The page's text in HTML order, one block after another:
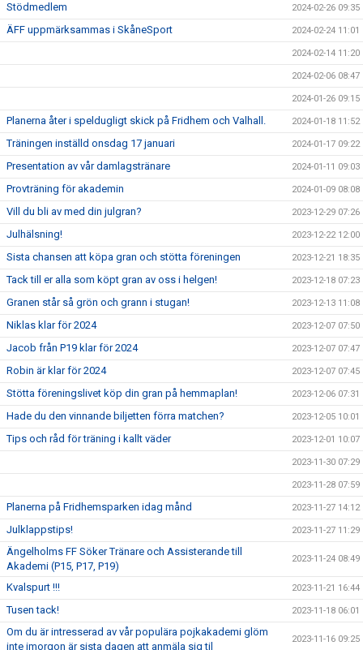
Stödmedlem 2024-02-26 09:35
ÄFF uppmärksammas i SkåneSport 2024-02-24 11:01
2024-02-14 11:20
2024-02-06 08:47
2024-01-26 09:15
Planerna åter i speldugligt skick på Fridhem och Valhall. 2024-01-18 11:52
Träningen inställd onsdag 17 januari 2024-01-17 09:22
Presentation av vår damlagstränare 2024-01-11 09:03
Provträning för akademin 2024-01-09 08:08
Vill du bli av med din julgran? 2023-12-29 07:26
Julhälsning! 2023-12-22 12:00
Sista chansen att köpa gran och stötta föreningen 2023-12-21 18:35
Tack till er alla som köpt gran av oss i helgen! 2023-12-18 07:23
Granen står så grön och grann i stugan! 2023-12-13 11:08
Niklas klar för 2024 2023-12-07 07:50
Jacob från P19 klar för 2024 2023-12-07 07:47
Robin är klar för 2024 2023-12-07 07:45
Stötta föreningslivet köp din gran på hemmaplan! 2023-12-06 07:31
Hade du den vinnande biljetten förra matchen? 2023-12-05 10:01
Tips och råd för träning i kallt väder 2023-12-01 10:07
2023-11-30 07:29
2023-11-28 07:59
Planerna på Fridhemsparken idag månd 2023-11-27 14:12
Julklappstips! 2023-11-27 11:29
Ängelholms FF Söker Tränare och Assisterande till
Akademi (P15, P17, P19)
2023-11-24 08:49
Kvalspurt !!! 2023-11-21 16:44
Tusen tack! 2023-11-18 06:01
Om du är intresserad av vår populära pojkakademi glöm
inte imorgon är sista dagen att anmäla sig til
2023-11-16 09:25